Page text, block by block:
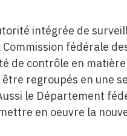
intégrée de
fédérale
de contrôle en
regroupés en une
le Département
en oeuvre la